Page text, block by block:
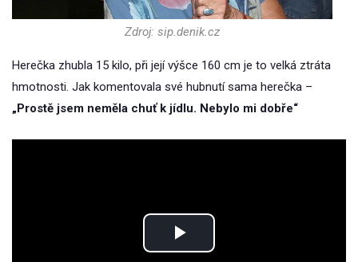
Zdroj: sip.denik.cz
Herečka zhubla 15 kilo, při její výšce 160 cm je to velká ztráta
hmotnosti. Jak komentovala své hubnutí sama herečka –
„Prostě jsem neměla chuť k jídlu. Nebylo mi dobře“
Play